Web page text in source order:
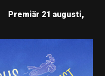
Premiär 21 augusti,